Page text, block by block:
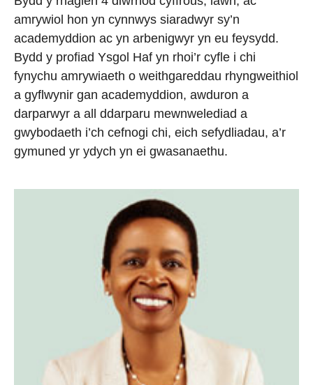
amrywiol hon yn cynnwys siaradwyr sy’n
academyddion ac yn arbenigwyr yn eu feysydd.
Bydd y profiad Ysgol Haf yn rhoi’r cyfle i chi
fynychu amrywiaeth o weithgareddau rhyngweithiol
a gyflwynir gan academyddion, awduron a
darparwyr a all ddarparu mewnwelediad a
gwybodaeth i’ch cefnogi chi, eich sefydliadau, a’r
gymuned yr ydych yn ei gwasanaethu.